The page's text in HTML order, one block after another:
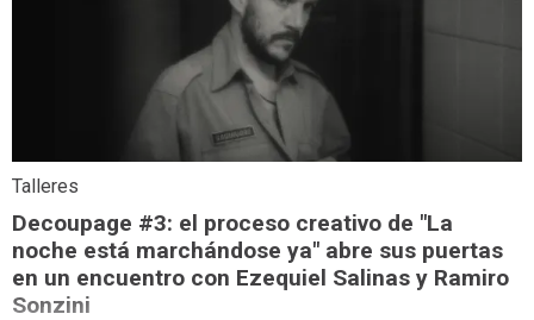
Talleres
Decoupage #3: el proceso creativo de "La
noche está marchándose ya" abre sus puertas
en un encuentro con Ezequiel Salinas y Ramiro
Sonzini